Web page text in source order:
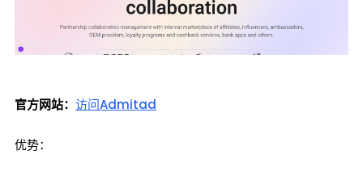
官方网站： 访问Admitad
优势：